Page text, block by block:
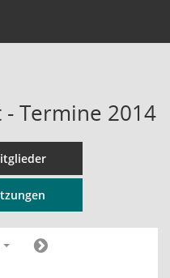
Termine 2014